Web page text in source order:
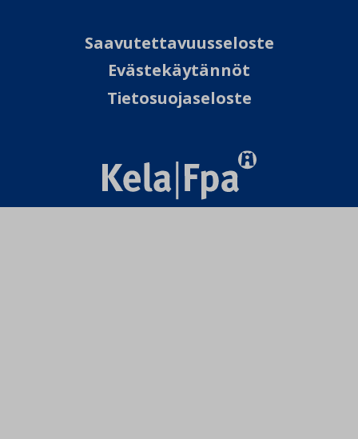
Saavutettavuusseloste
Evästekäytännöt
Tietosuojaseloste